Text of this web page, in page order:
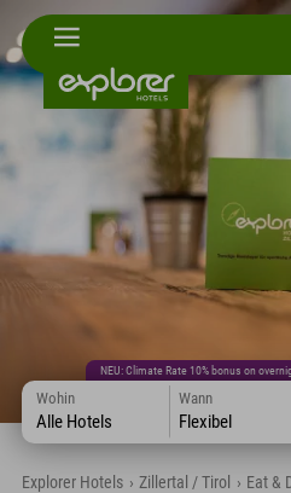
NEU: Climate Rate 10% bonus on
Wohin
Alle Hotels
Wann
Flexibel
Explorer Hotels › Zillertal / Tirol › Eat &